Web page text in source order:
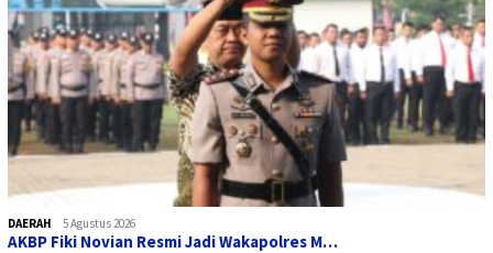
DAERAH 5 Agustus 2026
AKBP Fiki Novian Resmi Jadi Wakapolres M…